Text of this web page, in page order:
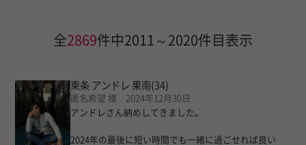
全2869件中2011～2020件目表示
東条 アンドレ 果南(34)
匿名希望 様 2024年12月30日
アンドレさん納めしてきました。
2024年の最後に短い時間でも一緒に過ごせれば良い